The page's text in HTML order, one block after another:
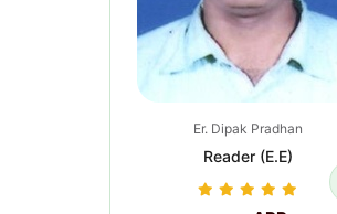
Read more...
Er. Dipak Pradhan
Reader (E.E)